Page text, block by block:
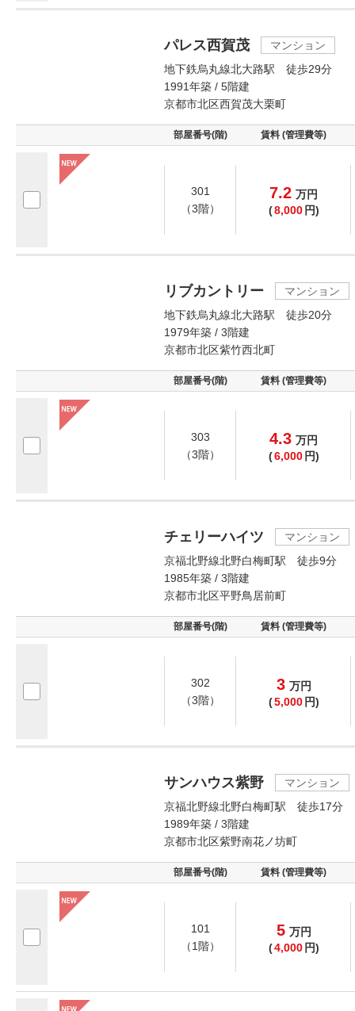
パレス西賀茂
マンション
地下鉄烏丸線北大路駅 徒歩29分
1991年築 / 5階建
京都市北区西賀茂大栗町
部屋番号(階) 賃料 (管理費等)
301
（3階）
7.2 万円
(8,000 円)
リブカントリー
マンション
地下鉄烏丸線北大路駅 徒歩20分
1979年築 / 3階建
京都市北区紫竹西北町
部屋番号(階) 賃料 (管理費等)
303
（3階）
4.3 万円
(6,000 円)
チェリーハイツ
マンション
京福北野線北野白梅町駅 徒歩9分
1985年築 / 3階建
京都市北区平野鳥居前町
部屋番号(階) 賃料 (管理費等)
302
（3階）
3 万円
(5,000 円)
サンハウス紫野
マンション
京福北野線北野白梅町駅 徒歩17分
1989年築 / 3階建
京都市北区紫野南花ノ坊町
部屋番号(階) 賃料 (管理費等)
101
（1階）
5 万円
(4,000 円)